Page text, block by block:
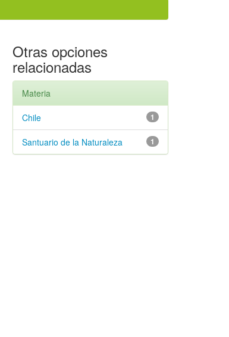
Otras opciones
relacionadas
Materia
1
Chile
1
Santuario de la Naturaleza